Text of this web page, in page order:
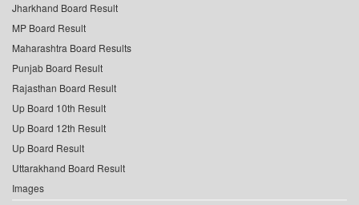
Jharkhand Board Result
MP Board Result
Maharashtra Board Results
Punjab Board Result
Rajasthan Board Result
Up Board 10th Result
Up Board 12th Result
Up Board Result
Uttarakhand Board Result
Images